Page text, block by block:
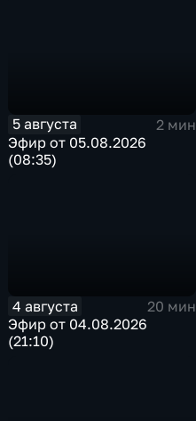
5 августа
2 мин
Эфир от 05.08.2026
(08:35)
4 августа
20 мин
Эфир от 04.08.2026
(21:10)